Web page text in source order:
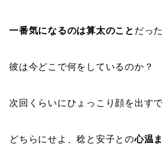
一番気になるのは算太のこと だっ
彼は今どこで何をしているのか？
次回くらいにひょっこり顔を出す
どちらにせよ、稔と安子との心温